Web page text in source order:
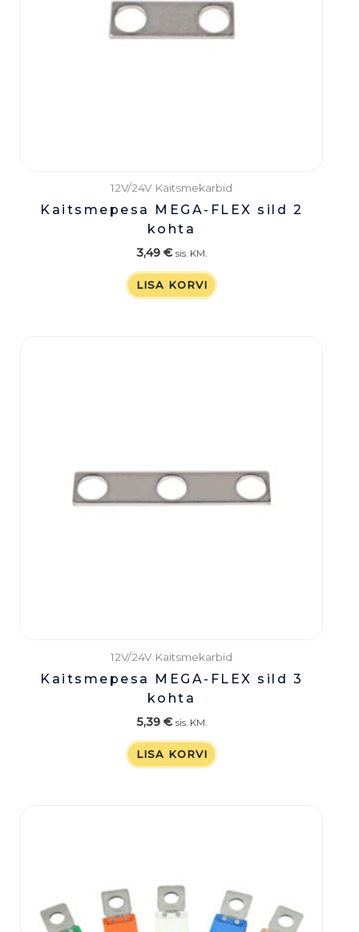
12V/24V Kaitsmekarbid
Kaitsmepesa MEGA-FLEX sild 2
kohta
3,49 € sis. KM.
LISA KORVI
12V/24V Kaitsmekarbid
Kaitsmepesa MEGA-FLEX sild 3
kohta
5,39 € sis. KM.
LISA KORVI